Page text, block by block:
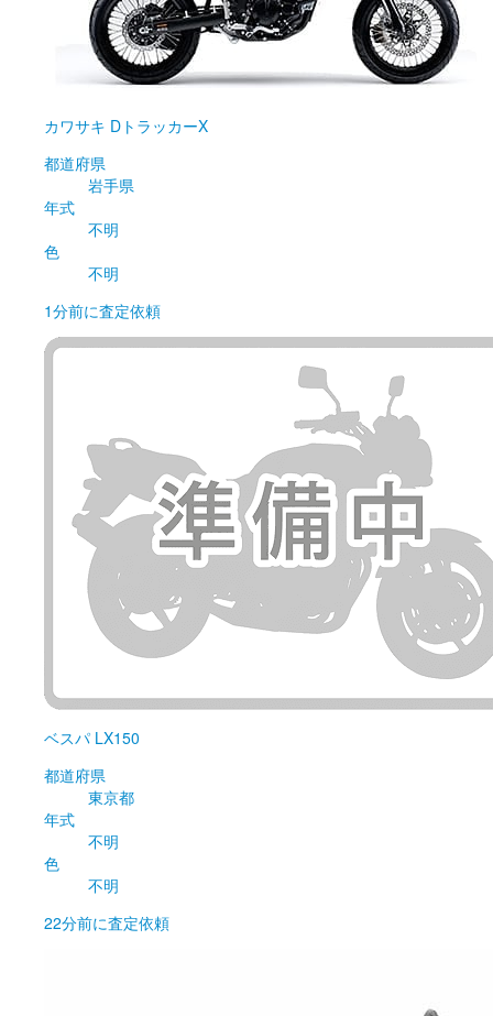
カワサキ DトラッカーX
都道府県
岩手県
年式
不明
色
不明
1分前に査定依頼
ベスパ LX150
都道府県
東京都
年式
不明
色
不明
22分前に査定依頼